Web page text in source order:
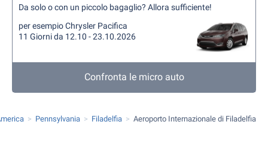
Da solo o con un piccolo bagaglio? Allora sufficiente!
per esempio Chrysler Pacifica
11 Giorni da 12.10 - 23.10.2026
Confronta le micro auto
Pennsylvania Filadelfia Aeroporto Internazionale di Filadelfia